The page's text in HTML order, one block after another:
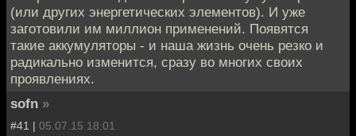
(или других энергетических элементов). И уже
заготовили им миллион применений. Появятся
такие аккумуляторы - и наша жизнь очень резко и
радикально изменится, сразу во многих своих
проявлениях.
sofn »
#41 | 05.07.15 18:01